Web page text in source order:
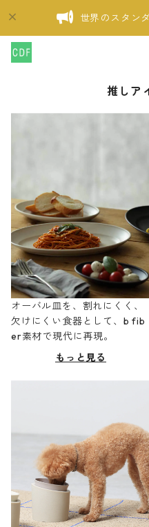
世界のスタン
推しア
オーバル皿を、割れにくく、
欠けにくい食器として、b fib
er素材で現代に再現。
もっと見る